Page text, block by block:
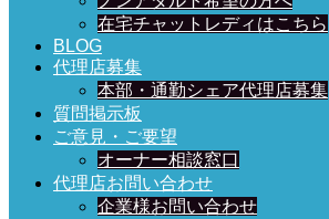
在宅チャットレディはこちら
BLOG
代理店募集
本部・通勤シェア代理店募集
質問掲示板
ご意見・ご要望
オーナー相談窓口
代理店お問い合わせ
企業様お問い合わせ